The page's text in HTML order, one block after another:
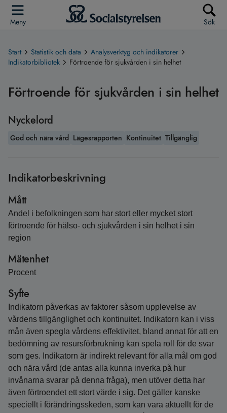
Meny Sök
Start Statistik och data
Analysverktyg och indikatorer
Indikatorbibliotek
Förtroende för sjukvården i sin helhet
Förtroende för sjukvården i sin helhet
Nyckelord
God och nära vård Lägesrapporten Kontinuitet Tillgänglig
Indikatorbeskrivning
Mått
Andel i befolkningen som har stort eller mycket stort
förtroende för hälso- och sjukvården i sin helhet i sin
region
Mätenhet
Procent
Syfte
Indikatorn påverkas av faktorer såsom upplevelse av
vårdens tillgänglighet och kontinuitet. Indikatorn kan i viss
mån även spegla vårdens effektivitet, bland annat för att en
bedömning av resursförbrukning kan spela roll för de svar
som ges. Indikatorn är indirekt relevant för alla mål om god
och nära vård (de antas alla kunna inverka på hur
invånarna svarar på denna fråga), men utöver detta har
även förtroendet ett stort värde i sig. Det gäller kanske
speciellt i förändringsskeden, som kan vara aktuellt för de